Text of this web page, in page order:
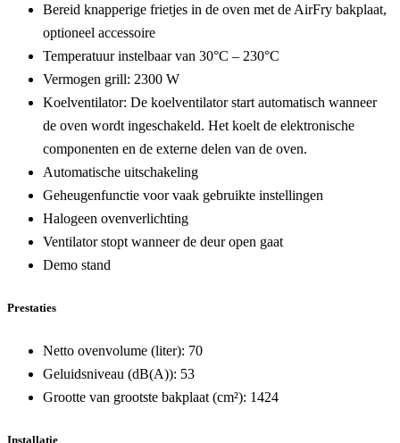
Bereid knapperige frietjes in de oven met de AirFry bakplaat,
optioneel accessoire
Temperatuur instelbaar van 30°C – 230°C
Vermogen grill: 2300 W
Koelventilator: De koelventilator start automatisch wanneer
de oven wordt ingeschakeld. Het koelt de elektronische
componenten en de externe delen van de oven.
Automatische uitschakeling
Geheugenfunctie voor vaak gebruikte instellingen
Halogeen ovenverlichting
Ventilator stopt wanneer de deur open gaat
Demo stand
Prestaties
Netto ovenvolume (liter): 70
Geluidsniveau (dB(A)): 53
Grootte van grootste bakplaat (cm²): 1424
Installatie